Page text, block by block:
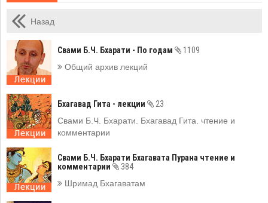
Назад
Свами Б.Ч. Бхарати - По годам
1109
Общий архив лекций
Бхагавад Гита - лекции
23
Свами Б.Ч. Бхарати. Бхагавад Гита. чтение и
комментарии
Свами Б.Ч. Бхарати Бхагавата Пурана чтение и
комментарии
384
Шримад Бхагаватам